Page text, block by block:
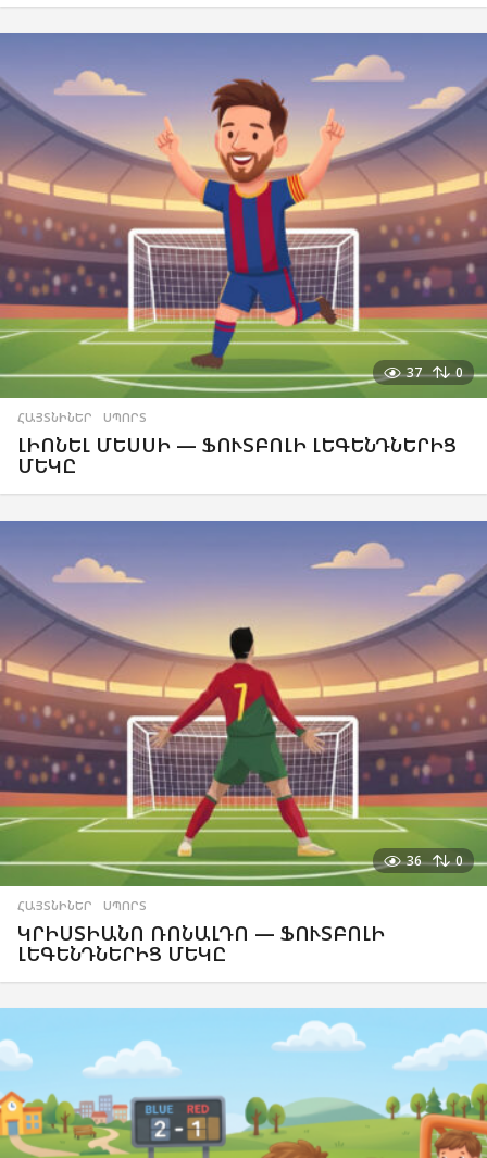
37 0
ՀԱՅՏՆԻՆԵՐ ,ՍՊՈՐՏ
ԼԻՈՆԵԼ ՄԵՍՍԻ — ՖՈՒՏԲՈԼԻ ԼԵԳԵՆԴՆԵՐԻՑ
ՄԵԿԸ
36 0
ՀԱՅՏՆԻՆԵՐ ,ՍՊՈՐՏ
ԿՐԻՍՏԻԱՆՈ ՌՈՆԱԼԴՈ — ՖՈՒՏԲՈԼԻ
ԼԵԳԵՆԴՆԵՐԻՑ ՄԵԿԸ